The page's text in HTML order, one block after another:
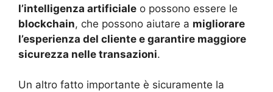
l’intelligenza artificiale o possono essere le
blockchain, che possono aiutare a migliorare
l’esperienza del cliente e garantire maggiore
sicurezza nelle transazioni.
Un altro fatto importante è sicuramente la